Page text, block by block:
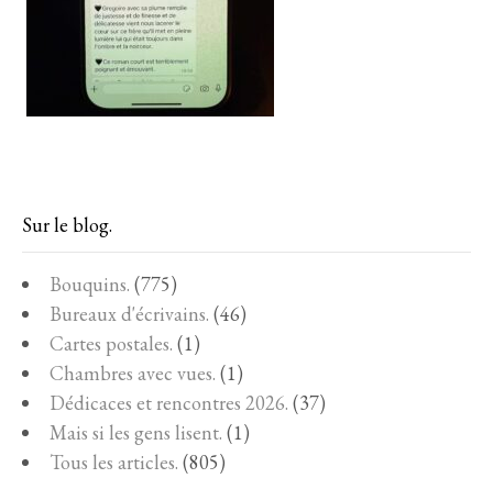
Sur le blog.
Bouquins. (775)
Bureaux d'écrivains. (46)
Cartes postales. (1)
Chambres avec vues. (1)
Dédicaces et rencontres 2026. (37)
Mais si les gens lisent. (1)
Tous les articles. (805)